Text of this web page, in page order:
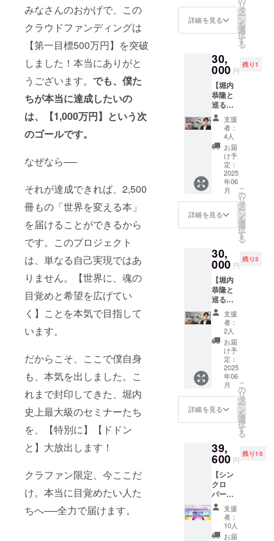
みなさんのおかげで、この
クラウドファンディングは
【第一目標500万円】を突破
しました！本当にありがと
うございます。 でも、僕た
ちが本当に達成したいの
は、【1,000万円】という次
のゴールです。
なぜなら──
それが達成できれば、2,500
冊もの「世界を変える本」
を届けることができるから
です。このプロジェクト
は、単なる自己実現ではあ
りません。【世界に、魂の
目覚めと希望を広げてい
く】ことを本気で目指して
います。
だからこそ、ここで僕自身
も、本気を出しました。こ
れまで封印してきた、堀内
史上最大級のセミナーたち
を、【特別に】【ドドン
と】大放出します！
クラファン限定、今ここだ
け。本当に目覚めたい人た
ちへ──全力で届けます。
識と無意
識」領域の
オタク。
りのコント
ロール」に
ついては膨
大な時間を
研究に投下
している。
著書に『人
間関係のお
かたづけ』
『シンクロ
ニシティ・
マネーの法
則』（共に
）『シンク
ロニシ
ティ・マネ
ジメント』
（サンマー
ク出版）な
どがある。
常が穏
やかで
情に振
り回さ
れない
自分
で、毎
日を心
地よく
過ごし
ましょ
う。 ・
怒りや
ストレ
スを手
放し
て、本
来の穏
やかな
人間関
係が改
れ、心
地よく
過ごせ
るよう
になる
・安心
できる
仲間と
共に成
長でき
的な参
見るだ
けの参
です。
■リター
ン内容
・「怒
りを解
放して
自由に
なるコ
ミュニ
ティ
をしっ
かり応
援した
い方向
ランで
す。 堀
内から
の
ショー
トメッ
セージ
動画
（約1
分）を
お届け
しま
す。 ■
リター
ン詳細
・堀内
恭隆か
トメッ
セージ
動画
（約1
分）
詳細を見る
リ
タ
ー
ン
を
選
択
す
る
30,
000 円
残り1
【堀内
恭隆と
巡る大
阪イン
テリア
ショッ
プツ
アー＆
お茶会
＋書籍
10冊】
堀内恭
隆お気
に入り
の大阪
のイン
ショッ
プを半
日かけ
てご案
内しま
す。 堀
内と一
緒に
ショッ
プを巡
りなが
ら、イ
ンテリ
アに関
するア
イデア
やこだ
作りの
ヒント
を直接
学べる
特別な
時間で
す。
ショッ
プ巡り
の後
支援
者：
4人
お届
け予
定：
2025
年06
月
詳細を見る
こ
の
リ
タ
ー
ン
を
選
択
す
る
30,
000 円
残り3
【堀内
恭隆と
巡る東
京イン
テリア
ショッ
プツ
アー＆
お茶会
＋書籍
10冊】
堀内恭
隆お気
に入り
の東京
のイン
ショッ
プを半
日かけ
てご案
内しま
す。 堀
内と一
緒に
ショッ
プを巡
支援
者：
2人
お届
け予
定：
2025
年06
月
詳細を見る
こ
の
リ
タ
ー
ン
を
選
択
す
る
39,
600 円
残り10
【シン
クロ
パート
ナー覚
醒パッ
ク｜運
命の出
支援
者：
10人
お届